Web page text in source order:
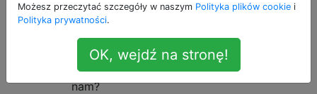
Często słyszymy, że sztuczna inteligencja
może zaszkodzić, a nawet zabić ludzi,
więc może okazać się niebezpieczna. Jak
sztuczna inteligencja może zaszkodzić
nam?
Możesz przeczytać szczegóły w naszym Polityka plików cookie i
Polityka prywatności.
OK, wejdź na stronę!